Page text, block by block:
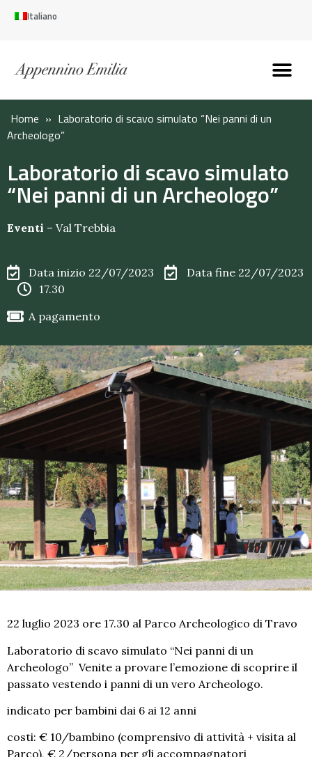
Italiano
Home » Laboratorio di scavo simulato “Nei panni di un
Archeologo”
Laboratorio di scavo simulato
“Nei panni di un Archeologo”
Eventi – Val Trebbia
Data inizio 22/07/2023
Data fine 22/07/2023
17.30
A pagamento
22 luglio 2023 ore 17.30 al Parco Archeologico di Travo
Laboratorio di scavo simulato “Nei panni di un
Archeologo” Venite a provare l’emozione di scoprire il
passato vestendo i panni di un vero Archeologo.
indicato per bambini dai 6 ai 12 anni
costi: € 10/bambino (comprensivo di attività + visita al
Parco), € 2/persona per gli accompagnatori